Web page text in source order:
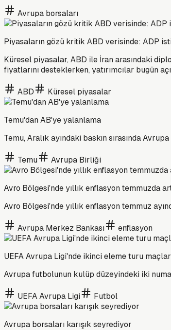
Avrupa borsaları
Piyasaların gözü kritik ABD verisinde: ADP
Küresel piyasalar, ABD ile İran arasındaki
fiyatlarını desteklerken, yatırımcılar bugün
ABD Küresel piyasalar
Temu'dan AB'ye yalanlama
Temu, Aralık ayındaki baskın sırasında
Temu Avrupa Birliği
Avro Bölgesi'nde yıllık enflasyon temmuzda
Avro Bölgesi'nde yıllık enflasyon temmuz
Avrupa Merkez Bankası enflasyon
UEFA Avrupa Ligi'nde ikinci eleme turu
Avrupa futbolunun kulüp düzeyindeki iki
UEFA Avrupa Ligi Futbol
Avrupa borsaları karışık seyrediyor